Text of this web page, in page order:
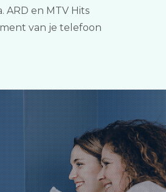
en MTV Hits
van je telefoon